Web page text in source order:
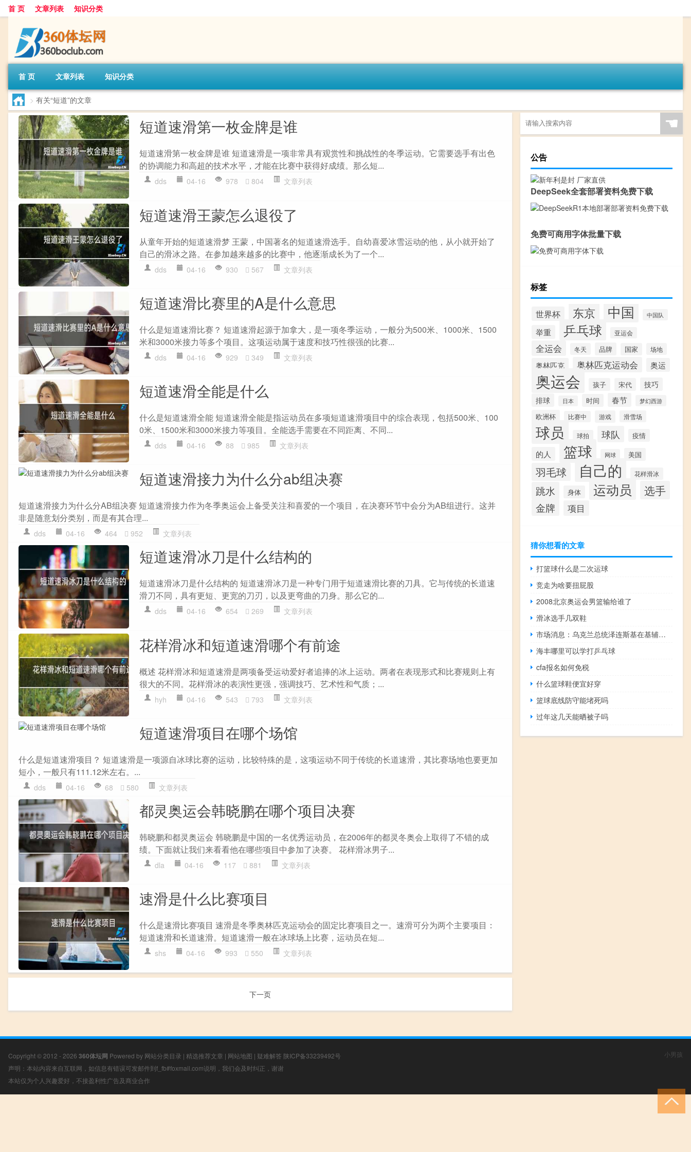
首 页 文章列表 知识分类
首 页 文章列表 知识分类
> 有关“短道”的文章
短道速滑第一枚金牌是谁
短道速滑第一枚金牌是谁 短道速滑是一项非常具有观赏性和挑战性的冬季运动。它需要选手有出色
的协调能力和高超的技术水平，才能在比赛中获得好成绩。那么短...
dds 04-16 978 804 文章列表
短道速滑王蒙怎么退役了
从童年开始的短道速滑梦 王蒙，中国著名的短道速滑选手。自幼喜爱冰雪运动的他，从小就开始了
自己的滑冰之路。在参加越来越多的比赛中，他逐渐成长为了一个...
dds 04-16 930 567 文章列表
短道速滑比赛里的A是什么意思
什么是短道速滑比赛？ 短道速滑起源于加拿大，是一项冬季运动，一般分为500米、1000米、1500
米和3000米接力等多个项目。这项运动属于速度和技巧性很强的比赛...
dds 04-16 929 349 文章列表
短道速滑全能是什么
什么是短道速滑全能 短道速滑全能是指运动员在多项短道速滑项目中的综合表现，包括500米、100
0米、1500米和3000米接力等项目。全能选手需要在不同距离、不同...
dds 04-16 88 985 文章列表
短道速滑接力为什么分ab组决赛
短道速滑接力为什么分AB组决赛 短道速滑接力作为冬季奥运会上备受关注和喜爱的一个项目，在决赛环节中会分为AB组进行。这并
非是随意划分类别，而是有其合理...
dds 04-16 464 952 文章列表
短道速滑冰刀是什么结构的
短道速滑冰刀是什么结构的 短道速滑冰刀是一种专门用于短道速滑比赛的刀具。它与传统的长道速
滑刀不同，具有更短、更宽的刀刃，以及更弯曲的刀身。那么它的...
dds 04-16 654 269 文章列表
花样滑冰和短道速滑哪个有前途
概述 花样滑冰和短道速滑是两项备受运动爱好者追捧的冰上运动。两者在表现形式和比赛规则上有
很大的不同。花样滑冰的表演性更强，强调技巧、艺术性和气质；...
hyh 04-16 543 793 文章列表
短道速滑项目在哪个场馆
什么是短道速滑项目？ 短道速滑是一项源自冰球比赛的运动，比较特殊的是，这项运动不同于传统的长道速滑，其比赛场地也要更加
短小，一般只有111.12米左右。...
dds 04-16 68 580 文章列表
都灵奥运会韩晓鹏在哪个项目决赛
韩晓鹏和都灵奥运会 韩晓鹏是中国的一名优秀运动员，在2006年的都灵冬奥会上取得了不错的成
绩。下面就让我们来看看他在哪些项目中参加了决赛。 花样滑冰男子...
dla 04-16 117 881 文章列表
速滑是什么比赛项目
什么是速滑比赛项目 速滑是冬季奥林匹克运动会的固定比赛项目之一。速滑可分为两个主要项目：
短道速滑和长道速滑。短道速滑一般在冰球场上比赛，运动员在短...
shs 04-16 993 550 文章列表
下一页
☚
公告
DeepSeek全套部署资料免费下载
免费可商用字体批量下载
标签
世界杯 东京 中国 中国队
举重 乒乓球 亚运会
全运会 冬天 品牌 国家 场地
奥林匹克 奥林匹克运动会 奥运
奥运会 孩子 宋代
技巧
排球
日本 时间 春节 梦幻西游
欧洲杯 比赛中 游戏 滑雪场
球员 球拍 球队 疫情
的人 篮球 网球 美国
羽毛球 自己的 花样滑冰
跳水 身体 运动员 选手
金牌 项目
猜你想看的文章
打篮球什么是二次运球
竞走为啥要扭屁股
2008北京奥运会男篮输给谁了
滑冰选手几双鞋
市场消息：乌克兰总统泽连斯基在基辅会见立陶宛总统
海丰哪里可以学打乒乓球
cfa报名如何免税
什么篮球鞋便宜好穿
篮球底线防守能堵死吗
过年这几天能晒被子吗
Copyright © 2012 - 2026 360体坛网 Powered by 网站分类目录 | 精选推荐文章 | 网站地图 | 疑难解答 陕ICP备33239492号
声明：本站内容来自互联网，如信息有错误可发邮件到f_fb#foxmail.com说明，我们会及时纠正，谢谢
本站仅为个人兴趣爱好，不接盈利性广告及商业合作
小男孩